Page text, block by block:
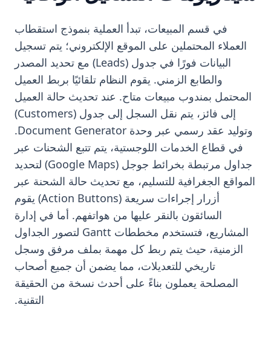
في قسم المبيعات، تبدأ العملية بنموذج استقطاب
العملاء المحتملين على الموقع الإلكتروني؛ يتم تسجيل
البيانات فورًا في جدول (Leads) مع تحديد المصدر
والطابع الزمني. يقوم النظام تلقائيًا بربط العميل
المحتمل بمندوب مبيعات متاح. عند تحديث حالة العميل
إلى فائز، يتم نقل السجل إلى جدول (Customers)
وتوليد عقد رسمي عبر وحدة Document Generator.
في قطاع الخدمات اللوجستية، يتم تتبع الشحنات عبر
جداول مرتبطة بخرائط جوجل (Google Maps) لتحديد
المواقع الجغرافية للتسليم، مع تحديث حالة الشحنة عبر
أزرار إجراءات سريعة (Action Buttons) يقوم
السائقون بالنقر عليها من هواتفهم. أما في إدارة
المشاريع، فتستخدم مخططات Gantt لتصور الجداول
الزمنية، حيث يتم ربط كل مهمة بملف مرفق وسجل
تاريخي للتعديلات، مما يضمن أن جميع أصحاب
المصلحة يعملون بناءً على أحدث نسخة من الحقيقة
التقنية.